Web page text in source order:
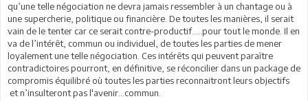
qu’une telle négociation ne devra jamais ressembler à un chantage ou à
une supercherie, politique ou financière. De toutes les manières, il serait
vain de le tenter car ce serait contre-productif…..pour tout le monde. Il en
va de l’intérêt, commun ou individuel, de toutes les parties de mener
loyalement une telle négociation. Ces intérêts qui peuvent paraître
contradictoires pourront, en définitive, se réconcilier dans un package de
compromis équilibré où toutes les parties reconnaitront leurs objectifs
et n’insulteront pas l'avenir…commun.